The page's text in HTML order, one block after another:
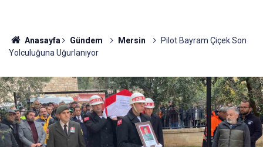
Anasayfa Gündem Mersin
Pilot Bayram Çiçek Son
Yolculuğuna Uğurlanıyor